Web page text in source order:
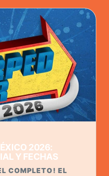
2026:
Y FECHAS
COMPLETO! EL